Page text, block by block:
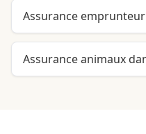
Assurance
Assurance animaux